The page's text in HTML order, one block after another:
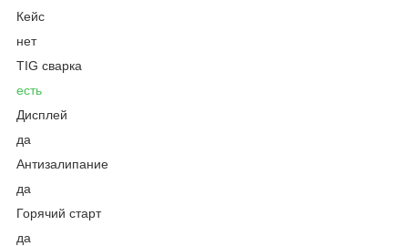
Кейс
нет
TIG сварка
есть
Дисплей
да
Антизалипание
да
Горячий старт
да